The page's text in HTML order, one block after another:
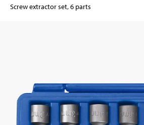
Screw extractor set, 6 parts